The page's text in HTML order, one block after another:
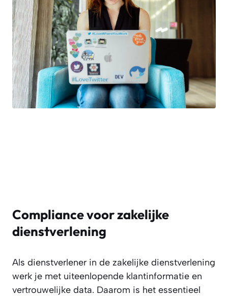
Compliance voor zakelijke
dienstverlening
Als dienstverlener in de zakelijke dienstverlening
werk je met uiteenlopende klantinformatie en
vertrouwelijke data. Daarom is het essentieel